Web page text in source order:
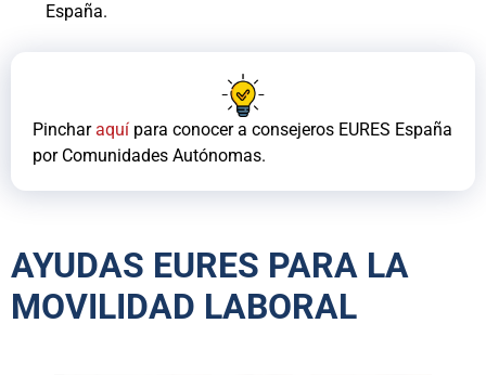
España.
Pincharaquí para conocer a consejeros EURES España
por Comunidades Autónomas.
AYUDAS EURES PARA LA
MOVILIDAD LABORAL